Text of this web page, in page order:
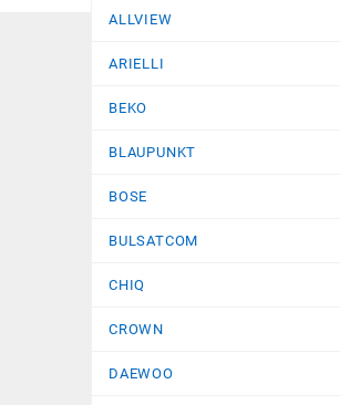
ALLVIEW
ARIELLI
BEKO
BLAUPUNKT
BOSE
BULSATCOM
CHIQ
CROWN
DAEWOO